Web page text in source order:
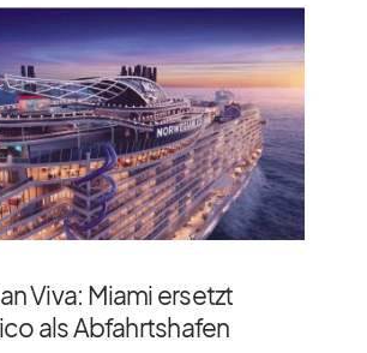
Viva: Miami ersetzt
als Abfahrtshafen